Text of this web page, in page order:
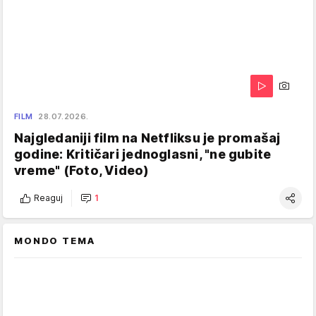
FILM 28.07.2026.
Najgledaniji film na Netfliksu je promašaj
godine: Kritičari jednoglasni, "ne gubite
vreme" (Foto, Video)
Reaguj 1
MONDO TEMA